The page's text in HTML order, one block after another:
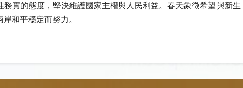
實的態度，堅決維護國家主權與人民利益。春天象徵希望與新
和平穩定而努力。